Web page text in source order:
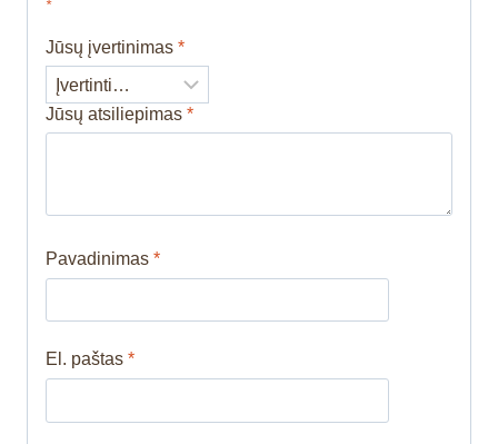
*
Jūsų įvertinimas *
Jūsų atsiliepimas *
Pavadinimas *
El. paštas *